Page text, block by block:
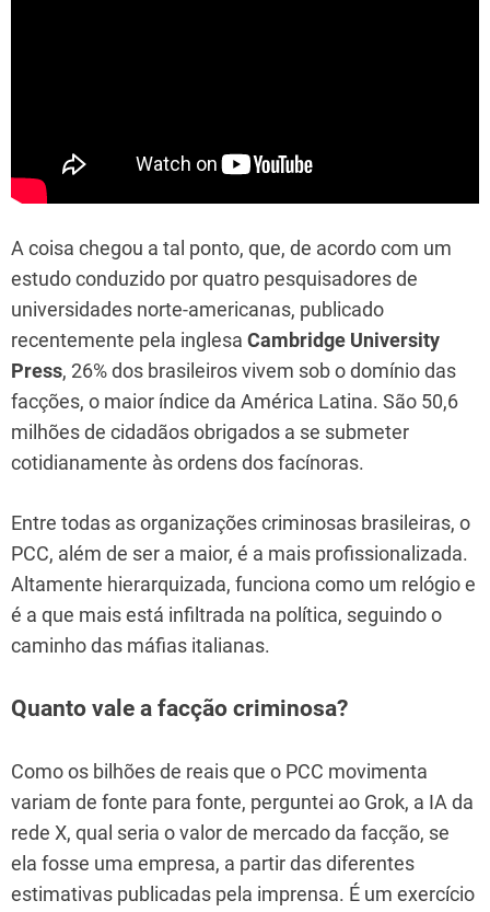
A coisa chegou a tal ponto, que, de acordo com um
estudo conduzido por quatro pesquisadores de
universidades norte-americanas, publicado
recentemente pela inglesa Cambridge University
Press, 26% dos brasileiros vivem sob o domínio das
facções, o maior índice da América Latina. São 50,6
milhões de cidadãos obrigados a se submeter
cotidianamente às ordens dos facínoras.
Entre todas as organizações criminosas brasileiras, o
PCC, além de ser a maior, é a mais profissionalizada.
Altamente hierarquizada, funciona como um relógio e
é a que mais está infiltrada na política, seguindo o
caminho das máfias italianas.
Quanto vale a facção criminosa?
Como os bilhões de reais que o PCC movimenta
variam de fonte para fonte, perguntei ao Grok, a IA da
rede X, qual seria o valor de mercado da facção, se
ela fosse uma empresa, a partir das diferentes
estimativas publicadas pela imprensa. É um exercício